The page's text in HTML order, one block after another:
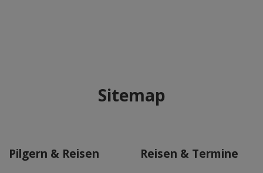
Apr 2027
Mai 2027
Sitemap
Pilgern & Reisen Reisen & Termine